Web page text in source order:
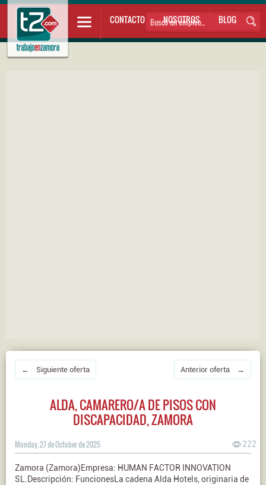
CONTACTO NOSOTROS BLOG
← Siguiente oferta Anterior oferta →
ALDA, CAMARERO/A DE PISOS CON
DISCAPACIDAD, ZAMORA
Monday, 27 de October de 2025 222
Zamora (Zamora)Empresa: HUMAN FACTOR INNOVATION
SL.Descripción: FuncionesLa cadena Alda Hotels, originaria de